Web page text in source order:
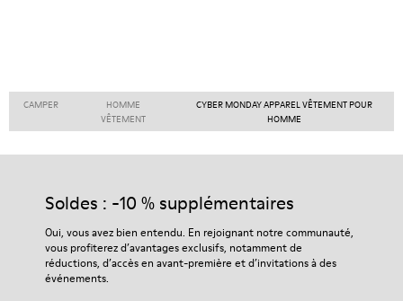
CAMPER
HOMME
VÊTEMENT
CYBER MONDAY APPAREL VÊTEMENT POUR
HOMME
Soldes : -10 % supplémentaires
Oui, vous avez bien entendu. En rejoignant notre communauté,
vous profiterez d’avantages exclusifs, notamment de
réductions, d’accès en avant-première et d’invitations à des
événements.